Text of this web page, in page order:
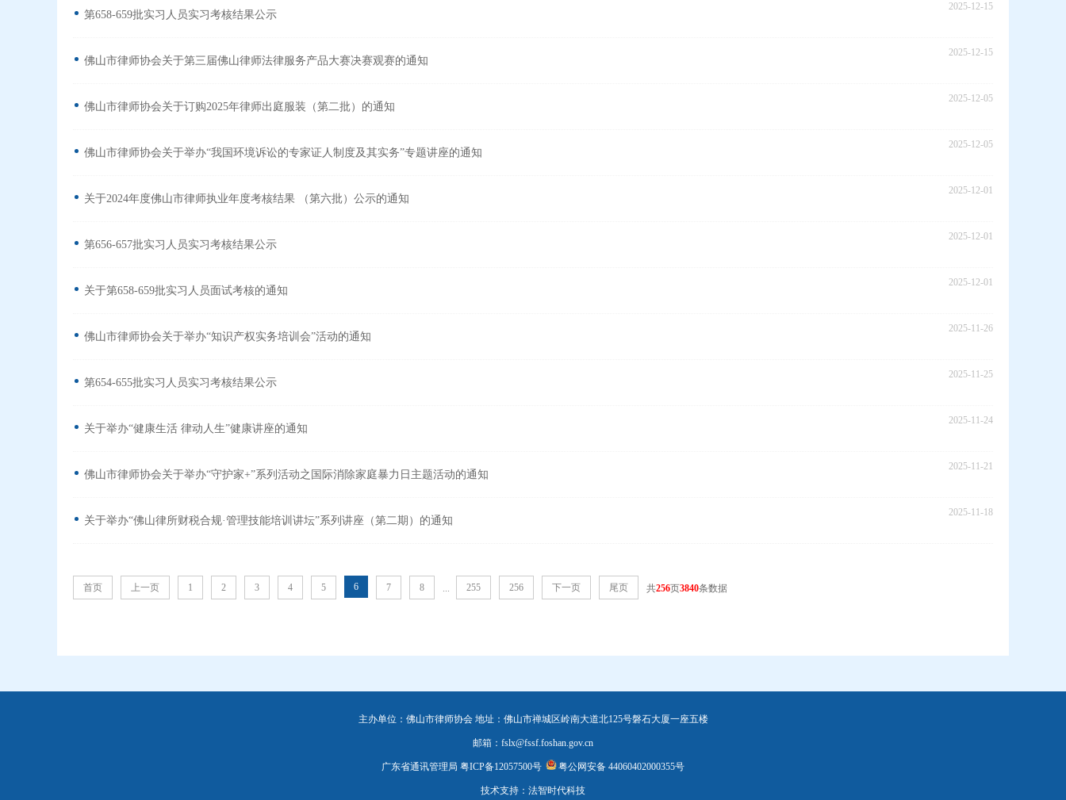
第658-659批实习人员实习考核结果公示
2025-12-15
佛山市律师协会关于第三届佛山律师法律服务产品大赛决赛观赛的通知
2025-12-15
佛山市律师协会关于订购2025年律师出庭服装（第二批）的通知
2025-12-05
佛山市律师协会关于举办“我国环境诉讼的专家证人制度及其实务”专题讲座的通知
2025-12-05
关于2024年度佛山市律师执业年度考核结果 （第六批）公示的通知
2025-12-01
第656-657批实习人员实习考核结果公示
2025-12-01
关于第658-659批实习人员面试考核的通知
2025-12-01
佛山市律师协会关于举办“知识产权实务培训会”活动的通知
2025-11-26
第654-655批实习人员实习考核结果公示
2025-11-25
关于举办“健康生活 律动人生”健康讲座的通知
2025-11-24
佛山市律师协会关于举办“守护家+”系列活动之国际消除家庭暴力日主题活动的通知
2025-11-21
关于举办“佛山律所财税合规·管理技能培训讲坛”系列讲座（第二期）的通知
2025-11-18
首页 上一页 1 2 3 4 5 6 7 8 ... 255 256 下一页 尾页 共256页3840条数据
主办单位：佛山市律师协会 地址：佛山市禅城区岭南大道北125号磐石大厦一座五楼
邮箱：fslx@fssf.foshan.gov.cn
广东省通讯管理局 粤ICP备12057500号 粤公网安备 44060402000355号
技术支持：法智时代科技